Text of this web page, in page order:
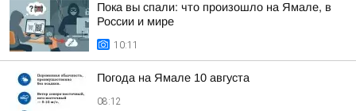
Пока вы спали: что произошло на Ямале, в
России и мире
10:11
Погода на Ямале 10 августа
08:12